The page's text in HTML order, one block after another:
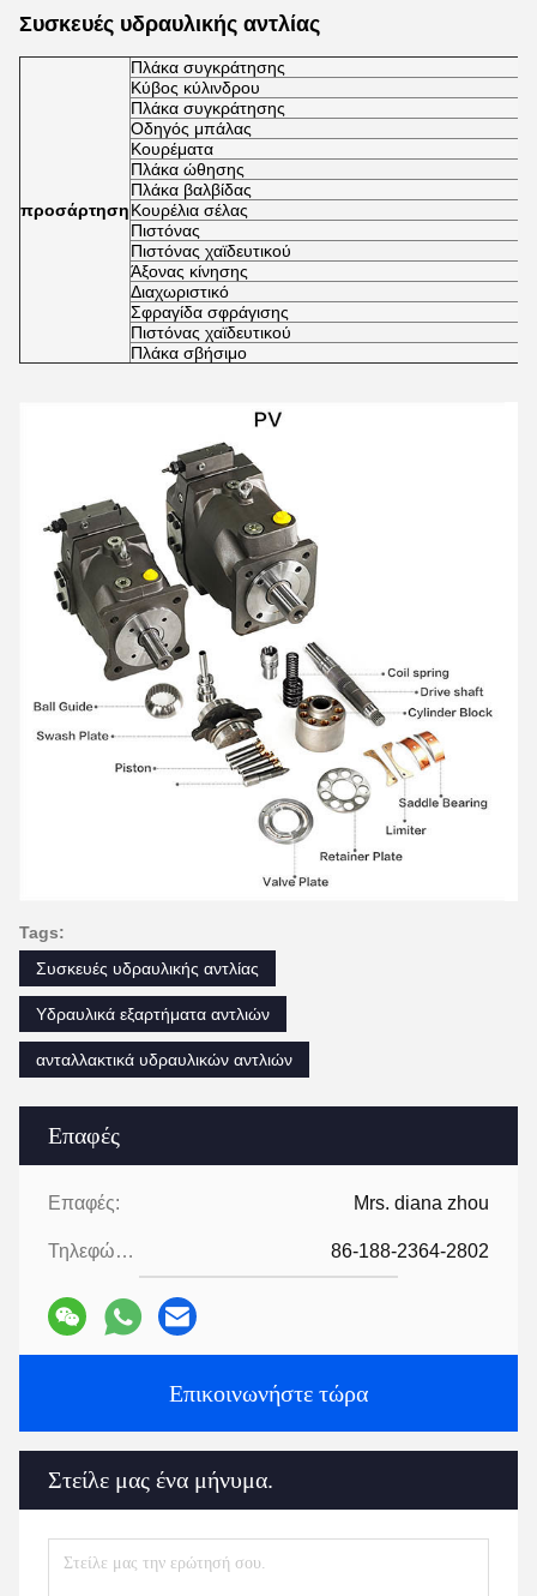
Επαφές
Επαφές: Mrs. diana zhou
Τηλεφώνημα: 86-188-2364-2802
Επικοινωνήστε τώρα
Στείλε μας ένα μήνυμα.
Συσκευές υδραυλικής αντλίας
προσάρτηση
Πλάκα συγκράτησης
Κύβος κύλινδρου
Πλάκα συγκράτησης
Οδηγός μπάλας
Κουρέματα
Πλάκα ώθησης
Πλάκα βαλβίδας
Κουρέλια σέλας
Πιστόνας
Πιστόνας χαϊδευτικού
Άξονας κίνησης
Διαχωριστικό
Σφραγίδα σφράγισης
Πιστόνας χαϊδευτικού
Πλάκα σβήσιμο
Tags:
Συσκευές υδραυλικής αντλίας
Υδραυλικά εξαρτήματα αντλιών
ανταλλακτικά υδραυλικών αντλιών